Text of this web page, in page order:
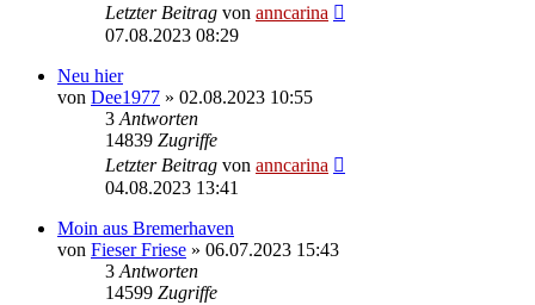
Letzter Beitrag von anncarina
07.08.2023 08:29
Neu hier
von Dee1977 » 02.08.2023 10:55
3 Antworten
14839 Zugriffe
Letzter Beitrag von anncarina
04.08.2023 13:41
Moin aus Bremerhaven
von Fieser Friese » 06.07.2023 15:43
3 Antworten
14599 Zugriffe